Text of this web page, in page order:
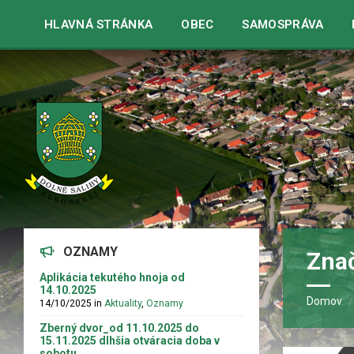
Warning: strpos() expects parameter 1 to be string, array given
HLAVNÁ STRÁNKA OBEC SAMOSPRÁVA
Domov
OZNAMY
Aplikácia tekutého hnoja od
14.10.2025
14/10/2025 in Aktuality, Oznamy
Zberný dvor_od 11.10.2025 do
15.11.2025 dlhšia otváracia doba v